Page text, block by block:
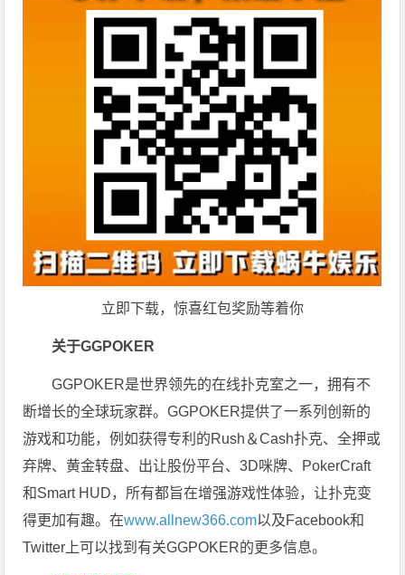
立即下载，惊喜红包奖励等着你
关于GGPOKER
GGPOKER是世界领先的在线扑克室之一，拥有不
断增长的全球玩家群。GGPOKER提供了一系列创新的
游戏和功能，例如获得专利的Rush＆Cash扑克、全押或
弃牌、黄金转盘、出让股份平台、3D咪牌、PokerCraft
和Smart HUD，所有都旨在增强游戏性体验，让扑克变
得更加有趣。在www.allnew366.com以及Facebook和
Twitter上可以找到有关GGPOKER的更多信息。